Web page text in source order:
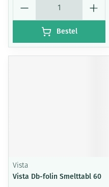
Bestel
Vista
Vista Db-folin Smelttabl 60